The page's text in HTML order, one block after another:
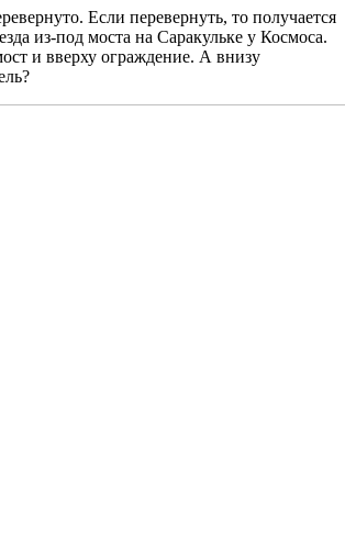
Если перевернуть, то получается
из-под моста на Саракульке у Космоса.
и вверху ограждение. А внизу